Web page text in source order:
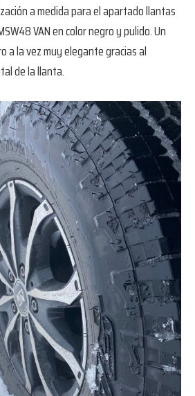
a medida para el apartado llantas
VAN en color negro y pulido. Un
a la vez muy elegante gracias al
de la llanta.